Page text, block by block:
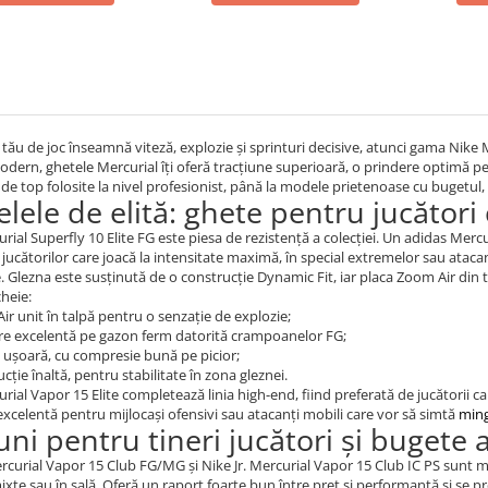
de joc înseamnă viteză, explozie și sprinturi decisive, atunci gama
ghetele Mercurial îți oferă tracțiune superioară, o prindere optimă
top folosite la nivel profesionist, până la modele prietenoase cu
de elită: ghete pentru jucători
Superfly 10 Elite FG este piesa de rezistență a colecției. Un adidas
jucătorilor care joacă la intensitate maximă, în special extremelor sau
Glezna este susținută de o construcție Dynamic Fit, iar placa Zoom Air
unit în talpă pentru o senzație de explozie;
excelentă pe gazon ferm datorită crampoanelor FG;
cu compresie bună pe picior;
înaltă, pentru stabilitate în zona gleznei.
Vapor 15 Elite completează linia high-end, fiind preferată de jucătorii
pentru mijlocași ofensivi sau atacanți mobili care vor să simtă
pentru tineri jucători și bugete
Vapor 15 Club FG/MG și Nike Jr. Mercurial Vapor 15 Club IC PS